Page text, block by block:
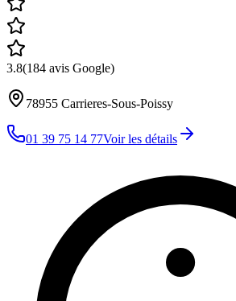
3.8(184 avis Google)
78955 Carrieres-Sous-Poissy
01 39 75 14 77Voir les détails